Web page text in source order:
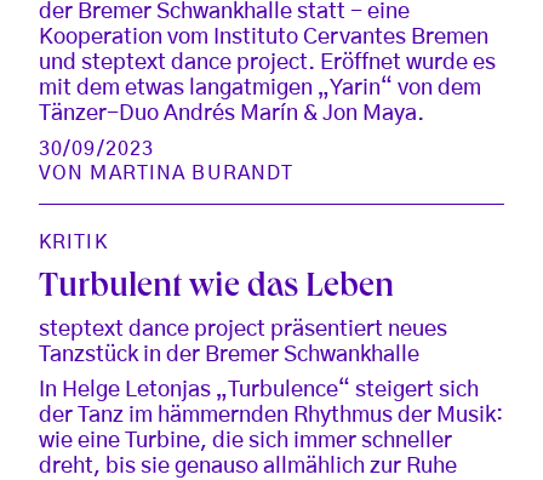
der Bremer Schwankhalle statt - eine
Kooperation vom Instituto Cervantes Bremen
und steptext dance project. Eröffnet wurde es
mit dem etwas langatmigen „Yarin“ von dem
Tänzer-Duo Andrés Marín & Jon Maya.
30/09/2023
VON MARTINA BURANDT
KRITIK
Turbulent wie das Leben
steptext dance project präsentiert neues
Tanzstück in der Bremer Schwankhalle
In Helge Letonjas „Turbulence“ steigert sich
der Tanz im hämmernden Rhythmus der Musik:
wie eine Turbine, die sich immer schneller
dreht, bis sie genauso allmählich zur Ruhe